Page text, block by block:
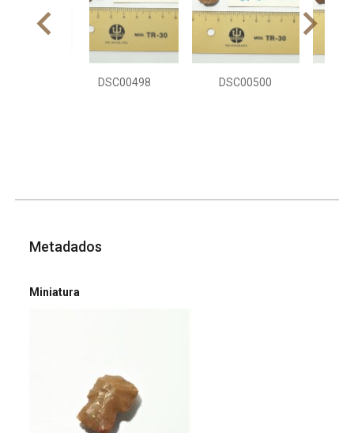
DSC00498 DSC00500
Metadados
Miniatura